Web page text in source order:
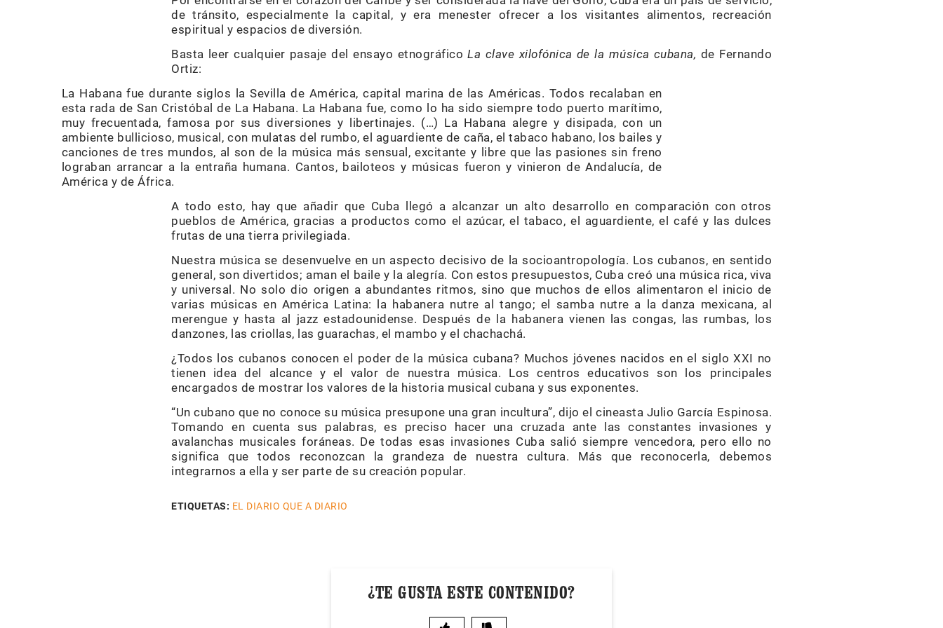
de tránsito, especialmente la capital, y era menester ofrecer a los visitantes alimentos, recreación
espiritual y espacios de diversión.
Basta leer cualquier pasaje del ensayo etnográficoLa clave xilofónica de la música cubana, de Fernando
Ortiz:
La Habana fue durante siglos la Sevilla de América, capital marina de las Américas. Todos recalaban en
esta rada de San Cristóbal de La Habana. La Habana fue, como lo ha sido siempre todo puerto marítimo,
muy frecuentada, famosa por sus diversiones y libertinajes. (…) La Habana alegre y disipada, con un
ambiente bullicioso, musical, con mulatas del rumbo, el aguardiente de caña, el tabaco habano, los bailes y
canciones de tres mundos, al son de la música más sensual, excitante y libre que las pasiones sin freno
lograban arrancar a la entraña humana. Cantos, bailoteos y músicas fueron y vinieron de Andalucía, de
América y de África.
A todo esto, hay que añadir que Cuba llegó a alcanzar un alto desarrollo en comparación con otros
pueblos de América, gracias a productos como el azúcar, el tabaco, el aguardiente, el café y las dulces
frutas de una tierra privilegiada.
Nuestra música se desenvuelve en un aspecto decisivo de la socioantropología. Los cubanos, en sentido
general, son divertidos; aman el baile y la alegría. Con estos presupuestos, Cuba creó una música rica, viva
y universal. No solo dio origen a abundantes ritmos, sino que muchos de ellos alimentaron el inicio de
varias músicas en América Latina: la habanera nutre al tango; el samba nutre a la danza mexicana, al
merengue y hasta al jazz estadounidense. Después de la habanera vienen las congas, las rumbas, los
danzones, las criollas, las guarachas, el mambo y el chachachá.
¿Todos los cubanos conocen el poder de la música cubana? Muchos jóvenes nacidos en el siglo XXI no
tienen idea del alcance y el valor de nuestra música. Los centros educativos son los principales
encargados de mostrar los valores de la historia musical cubana y sus exponentes.
“Un cubano que no conoce su música presupone una gran incultura”, dijo el cineasta Julio García Espinosa.
Tomando en cuenta sus palabras, es preciso hacer una cruzada ante las constantes invasiones y
avalanchas musicales foráneas. De todas esas invasiones Cuba salió siempre vencedora, pero ello no
significa que todos reconozcan la grandeza de nuestra cultura. Más que reconocerla, debemos
integrarnos a ella y ser parte de su creación popular.
ETIQUETAS: EL DIARIO QUE A DIARIO
¿TE GUSTA ESTE CONTENIDO?